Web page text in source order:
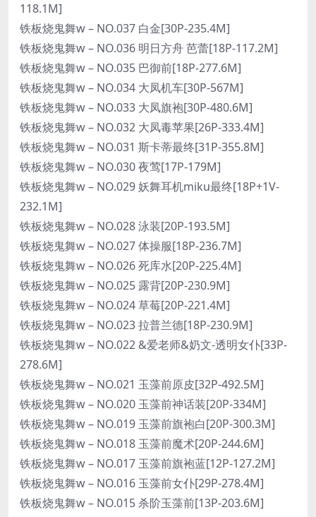
118.1M]
铁板烧鬼舞w – NO.037 白金[30P-235.4M]
铁板烧鬼舞w – NO.036 明日方舟 芭蕾[18P-117.2M]
铁板烧鬼舞w – NO.035 巴御前[18P-277.6M]
铁板烧鬼舞w – NO.034 大凤机车[30P-567M]
铁板烧鬼舞w – NO.033 大凤旗袍[30P-480.6M]
铁板烧鬼舞w – NO.032 大凤毒苹果[26P-333.4M]
铁板烧鬼舞w – NO.031 斯卡蒂最终[31P-355.8M]
铁板烧鬼舞w – NO.030 夜莺[17P-179M]
铁板烧鬼舞w – NO.029 妖舞耳机miku最终[18P+1V-
232.1M]
铁板烧鬼舞w – NO.028 泳装[20P-193.5M]
铁板烧鬼舞w – NO.027 体操服[18P-236.7M]
铁板烧鬼舞w – NO.026 死库水[20P-225.4M]
铁板烧鬼舞w – NO.025 露背[20P-230.9M]
铁板烧鬼舞w – NO.024 草莓[20P-221.4M]
铁板烧鬼舞w – NO.023 拉普兰德[18P-230.9M]
铁板烧鬼舞w – NO.022 &爱老师&奶文-透明女仆[33P-
278.6M]
铁板烧鬼舞w – NO.021 玉藻前原皮[32P-492.5M]
铁板烧鬼舞w – NO.020 玉藻前神话装[20P-334M]
铁板烧鬼舞w – NO.019 玉藻前旗袍白[20P-300.3M]
铁板烧鬼舞w – NO.018 玉藻前魔术[20P-244.6M]
铁板烧鬼舞w – NO.017 玉藻前旗袍蓝[12P-127.2M]
铁板烧鬼舞w – NO.016 玉藻前女仆[29P-278.4M]
铁板烧鬼舞w – NO.015 杀阶玉藻前[13P-203.6M]